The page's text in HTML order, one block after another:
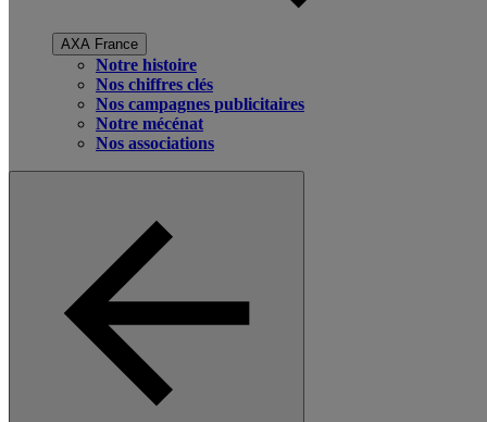
AXA France
Notre histoire
Nos chiffres clés
Nos campagnes publicitaires
Notre mécénat
Nos associations